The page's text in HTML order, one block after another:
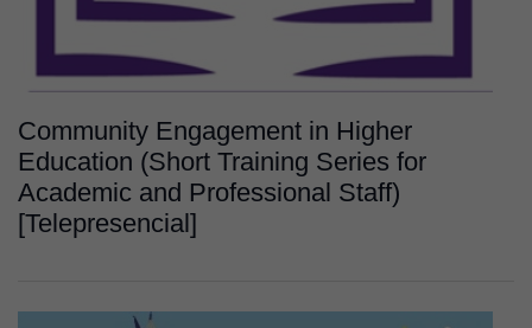
Community Engagement in Higher
Education (Short Training Series for
Academic and Professional Staff)
[Telepresencial]
opcionals.
necessàries
perquè el
lloc web
funcioni.
cookies de